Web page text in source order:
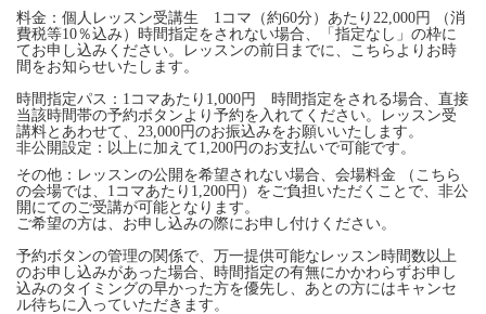
料金：個人レッスン受講生 1コマ（約60分）あたり22,000円 （消
費税等10％込み）時間指定をされない場合、「指定なし」の枠に
てお申し込みください。レッスンの前日までに、こちらよりお時
間をお知らせいたします。
時間指定パス：1コマあたり1,000円 時間指定をされる場合、直接
当該時間帯の予約ボタンより予約を入れてください。レッスン受
講料とあわせて、23,000円のお振込みをお願いいたします。
非公開設定：以上に加えて1,200円のお支払いで可能です。
その他：レッスンの公開を希望されない場合、会場料金 （こちら
の会場では、1コマあたり1,200円）をご負担いただくことで、非公
開にてのご受講が可能となります。
ご希望の方は、お申し込みの際にお申し付けください。
予約ボタンの管理の関係で、万一提供可能なレッスン時間数以上
のお申し込みがあった場合、時間指定の有無にかかわらずお申し
込みのタイミングの早かった方を優先し、あとの方にはキャンセ
ル待ちに入っていただきます。